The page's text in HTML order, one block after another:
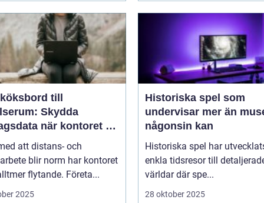
till
Skydda
när kontoret är
att distans- och
blir norm har kontoret
flytande. Företa...
2025
Historiska spel som
undervisar mer än
någonsin kan
Historiska spel har
enkla tidsresor till
världar där spe...
28 oktober 2025